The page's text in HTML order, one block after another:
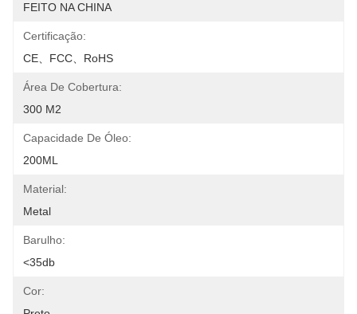
FEITO NA CHINA
Certificação:
CE、FCC、RoHS
Área De Cobertura:
300 M2
Capacidade De Óleo:
200ML
Material:
Metal
Barulho:
<35db
Cor: